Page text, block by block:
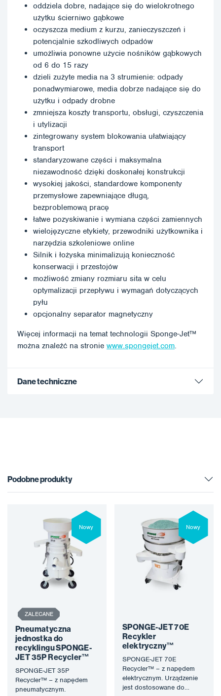
oddziela dobre, nadające się do wielokrotnego
użytku ścierniwo gąbkowe
oczyszcza medium z kurzu, zanieczyszczeń i
potencjalnie szkodliwych odpadów
umożliwia ponowne użycie nośników gąbkowych
od 6 do 15 razy
dzieli zużyte media na 3 strumienie: odpady
ponadwymiarowe, media dobrze nadające się do
użytku i odpady drobne
zmniejsza koszty transportu, obsługi, czyszczenia
i utylizacji
zintegrowany system blokowania ułatwiający
transport
standaryzowane części i maksymalna
niezawodność dzięki doskonałej konstrukcji
wysokiej jakości, standardowe komponenty
przemysłowe zapewniające długą,
bezproblemową pracę
łatwe pozyskiwanie i wymiana części zamiennych
wielojęzyczne etykiety, przewodniki użytkownika i
narzędzia szkoleniowe online
Silnik i łożyska minimalizują konieczność
konserwacji i przestojów
możliwość zmiany rozmiaru sita w celu
optymalizacji przepływu i wymagań dotyczących
pyłu
opcjonalny separator magnetyczny
Więcej informacji na temat technologii Sponge-Jet™
można znaleźć na stronie www.spongejet.com.
Dane techniczne
Podobne produkty
Nowy
ZALECANE
Pneumatyczna
jednostka do
recyklingu SPONGE-
JET 35P Recycler™
SPONGE-JET 35P
Recycler™ – z napędem
pneumatycznym.
Nowy
SPONGE-JET 70E
Recykler
elektryczny™
SPONGE-JET 70E
Recycler™ – z napędem
elektrycznym. Urządzenie
jest dostosowane do